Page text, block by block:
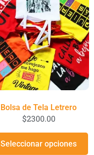
Bolsa de Tela Letrero
$2300.00
Seleccionar opciones